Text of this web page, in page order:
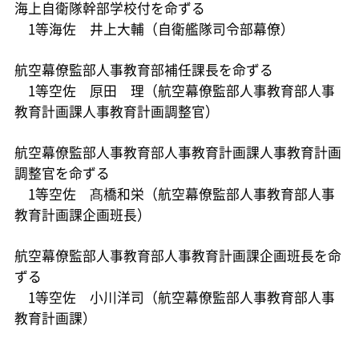
海上自衛隊幹部学校付を命ずる
1等海佐 井上大輔（自衛艦隊司令部幕僚）
航空幕僚監部人事教育部補任課長を命ずる
1等空佐 𠩤田 理（航空幕僚監部人事教育部人事
教育計画課人事教育計画調整官）
航空幕僚監部人事教育部人事教育計画課人事教育計画
調整官を命ずる
1等空佐 髙橋和栄（航空幕僚監部人事教育部人事
教育計画課企画班長）
航空幕僚監部人事教育部人事教育計画課企画班長を命
ずる
1等空佐 小川洋司（航空幕僚監部人事教育部人事
教育計画課）